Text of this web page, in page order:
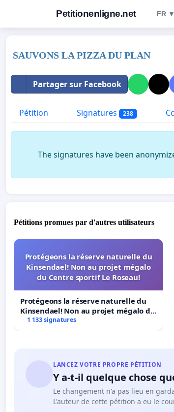
Petitionenligne.net FR ▼
SAUVONS LA PIZZA DU PLAN
Partager sur Facebook
Pétition Signatures 238
The signatures have been
Pétitions promues par d'autres utilisateurs
Protégeons la réserve naturelle du
Kinsendael! Non au projet mégalo
du Centre sportif Le Roseau!
Protégeons la réserve naturelle du
Kinsendael! Non au projet mégalo du
Centre sportif Le Roseau!
1 133 signatures
LANCEZ VOTRE PROPRE PÉTITION
Y a-t-il quelque chose
Le changement n'a pas lieu en
L'auteur de cette pétition a eu le